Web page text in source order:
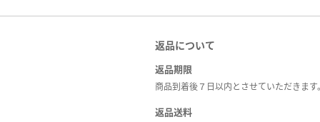
返品について
返品期限
商品到着後７日以内とさせていただきます
返品送料